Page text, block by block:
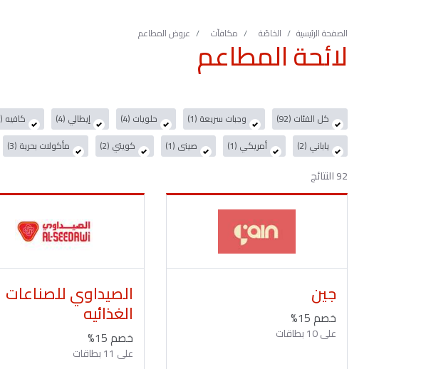
الصفحة الرئيسية الخاصّة مكافآت عروض المطاعم لائحة المطاعم
كل الفئات (92) وجبات سريعة (1) حلويات (4) إيطالي (4) كافيه (16)
ياباني (2)
أمريكي (1) صينى (1) كويتي (2) مأكولات بحرية (3)
92 النتائج
جين
خصم 15%
على 10 بطاقات
الصيداوي للصناعات
الغذائيه
خصم 15%
على 11 بطاقات